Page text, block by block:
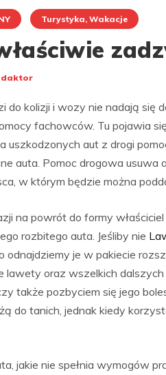
Turystyka, Wakacje
do kolizji i wozy nie nadają się
fachowców. Tu pojawia
uszkodzonych aut z drogi
auta. Pomoc drogowa
w którym będzie można
na powrót do formy
rozbitego auta. Jeśliby nie
odnajdziemy je w pakiecie
lawety oraz wszelkich
także pozbyciem się jego
do tanich, jednak kiedy
jakie nie spełnia wymogów